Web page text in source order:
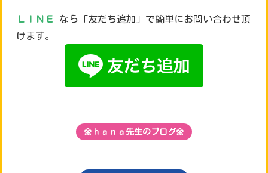
ＬＩＮＥ
なら「友だち追加」で簡単にお問い合わせ頂
けます。
🌼ｈａｎａ先生のブログ🌼